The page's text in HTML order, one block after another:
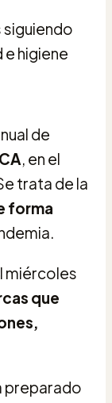
de
, en el
trata de la
forma
miércoles
que
preparado